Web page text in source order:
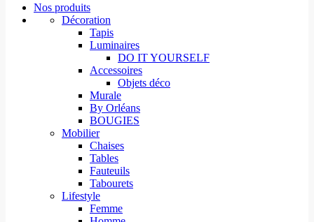
Nos produits
Décoration
Tapis
Luminaires
DO IT YOURSELF
Accessoires
Objets déco
Murale
By Orléans
BOUGIES
Mobilier
Chaises
Tables
Fauteuils
Tabourets
Lifestyle
Femme